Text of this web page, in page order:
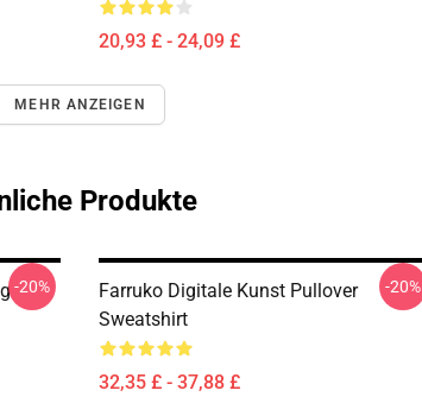
20,93 £ - 24,09 £
MEHR ANZEIGEN
Produkte
-20%
Farruko Digitale Kunst Pullover
Sweatshirt
32,35 £ - 37,88 £
-20%